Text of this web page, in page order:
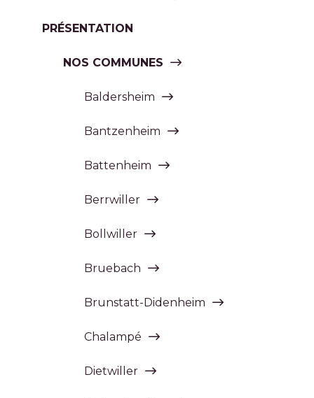
PRÉSENTATION
NOS COMMUNES
Baldersheim
Bantzenheim
Battenheim
Berrwiller
Bollwiller
Bruebach
Brunstatt-Didenheim
Chalampé
Dietwiller